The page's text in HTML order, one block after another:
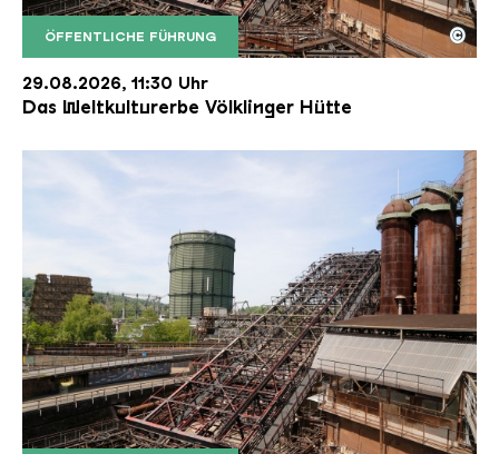
ÖFFENTLICHE FÜHRUNG
Der Erzschrägaufzug der Völklinger Hütte mit
Copyright: Weltkulturerbe Völklinger Hütte | Karl
©
29.08.2026, 11:30 Uhr
Das Weltkulturerbe Völklinger Hütte